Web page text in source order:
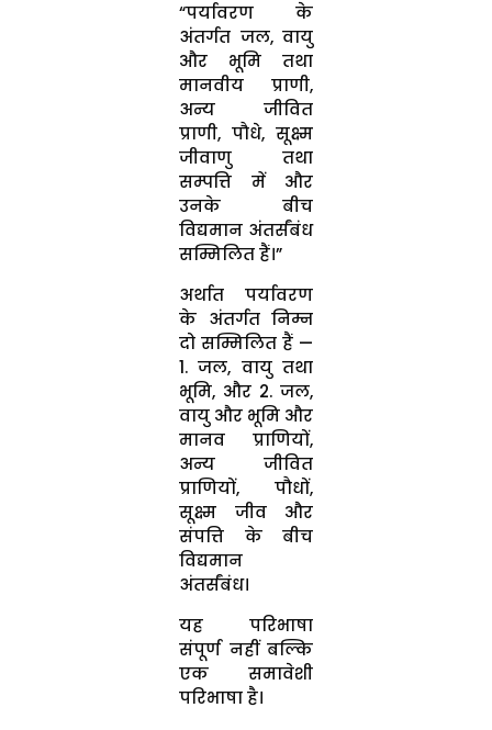
“पर्यावरण के
अंतर्गत जल, वायु
और भूमि तथा
मानवीय प्राणी,
अन्य जीवित
प्राणी, पौधे, सूक्ष्म
जीवाणु तथा
सम्पत्ति में और
उनके बीच
विद्यमान अंतर्संबंध
सम्मिलित हैं।”
अर्थात पर्यावरण
के अंतर्गत निम्न
दो सम्मिलित हैं —
1. जल, वायु तथा
भूमि, और 2. जल,
वायु और भूमि और
मानव प्राणियों,
अन्य जीवित
प्राणियों, पौधों,
सूक्ष्म जीव और
संपत्ति के बीच
विद्यमान
अंतर्संबंध।
यह परिभाषा
संपूर्ण नहीं बल्कि
एक समावेशी
परिभाषा है।